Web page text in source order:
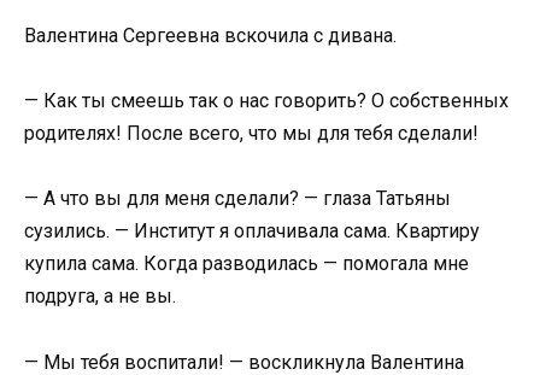
Валентина Сергеевна вскочила с дивана.
— Как ты смеешь так о нас говорить? О собственных
родителях! После всего, что мы для тебя сделали!
— А что вы для меня сделали? — глаза Татьяны
сузились. — Институт я оплачивала сама. Квартиру
купила сама. Когда разводилась — помогала мне
подруга, а не вы.
— Мы тебя воспитали! — воскликнула Валентина